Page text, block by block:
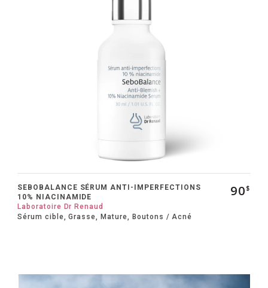
SEBOBALANCE SÉRUM ANTI-IMPERFECTIONS
10% NIACINAMIDE
Laboratoire Dr Renaud
Sérum cible, Grasse, Mature, Boutons / Acné
90$